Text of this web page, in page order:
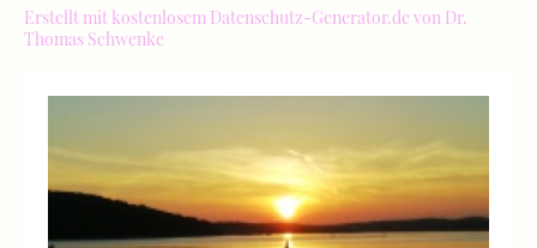
Erstellt mit kostenlosem Datenschutz-Generator.de von Dr.
Thomas Schwenke